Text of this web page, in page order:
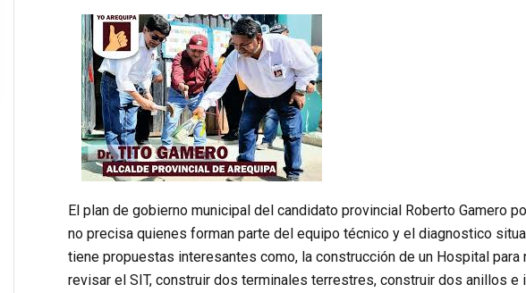
El plan de gobierno municipal del candidato provincial Roberto Gamero
no precisa quienes forman parte del equipo técnico y el diagnostico
tiene propuestas interesantes como, la construcción de un Hospital para
revisar el SIT, construir dos terminales terrestres, construir dos anillos